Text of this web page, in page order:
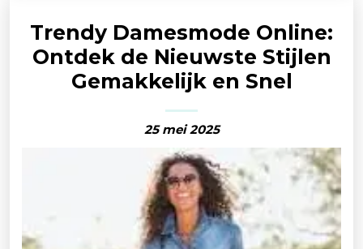
Trendy Damesmode Online:
Ontdek de Nieuwste Stijlen
Gemakkelijk en Snel
25 mei 2025